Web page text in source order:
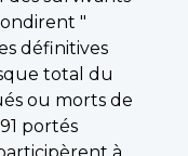
"
définitives
total du
ou morts de
portés